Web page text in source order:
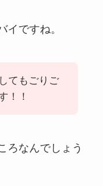
イですね。
てもごりご
！！
ろなんでしょう